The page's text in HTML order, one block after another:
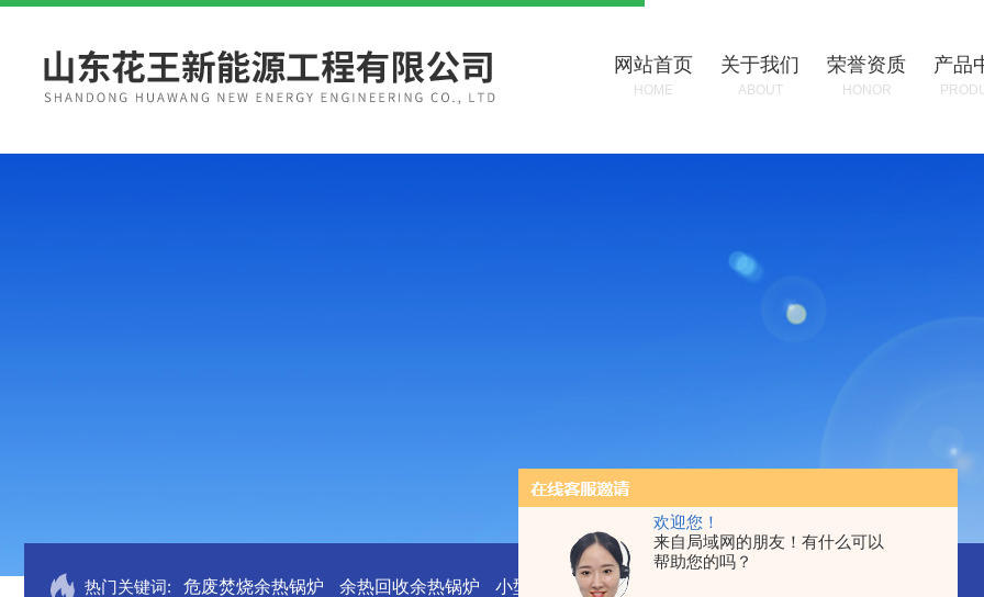
欢迎您！
来自局域网的朋友！有什么可以
帮助您的吗？
网站首页
HOME
关于我们
ABOUT
荣誉资质
HONOR
产品
热门关键词: 危废焚烧余热锅炉 余热回收余热锅炉 小型沼气全液化装置